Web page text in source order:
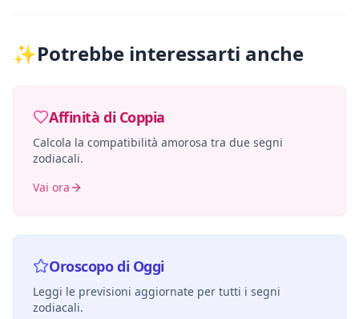
✨Potrebbe interessarti anche
Affinità di Coppia
Calcola la compatibilità amorosa tra due segni
zodiacali.
Vai ora
Oroscopo di Oggi
Leggi le previsioni aggiornate per tutti i segni
zodiacali.